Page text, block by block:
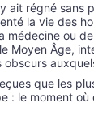
ait régné sans
la vie des
médecine ou
Moyen Âge,
obscurs
que les
: le moment